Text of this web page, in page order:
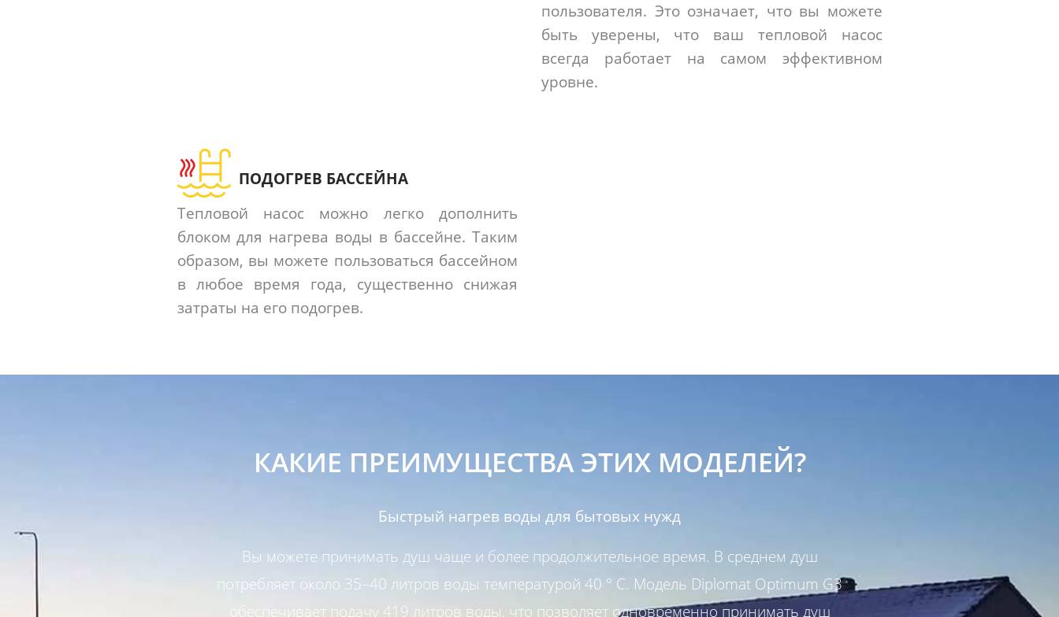
пользователя. Это означает, что вы можете
быть уверены, что ваш тепловой насос
всегда работает на самом эффективном
уровне.
ПОДОГРЕВ БАССЕЙНА
Тепловой насос можно легко дополнить
блоком для нагрева воды в бассейне. Таким
образом, вы можете пользоваться бассейном
в любое время года, существенно снижая
затраты на его подогрев.
КАКИЕ ПРЕИМУЩЕСТВА ЭТИХ МОДЕЛЕЙ?
Быстрый нагрев воды для бытовых нужд
Вы можете принимать душ чаще и более продолжительное время. В среднем душ
потребляет около 35–40 литров воды температурой 40 ° C. Модель Diplomat Optimum G3
обеспечивает подачу 419 литров воды, что позволяет одновременно принимать душ